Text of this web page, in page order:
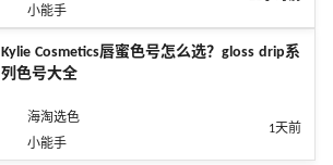
小能手
Kylie Cosmetics唇蜜色号怎么选？gloss drip系
列色号大全
海淘选色
小能手
1天前